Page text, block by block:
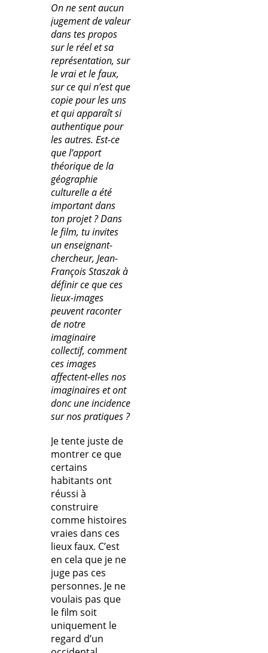
On ne sent aucun
jugement de valeur
dans tes propos
sur le réel et sa
représentation, sur
le vrai et le faux,
sur ce qui n’est que
copie pour les uns
et qui apparaît si
authentique pour
les autres. Est-ce
que l’apport
théorique de la
géographie
culturelle a été
important dans
ton projet ? Dans
le film, tu invites
un enseignant-
chercheur, Jean-
François Staszak à
définir ce que ces
lieux-images
peuvent raconter
de notre
imaginaire
collectif, comment
ces images
affectent-elles nos
imaginaires et ont
donc une incidence
sur nos pratiques ?
Je tente juste de
montrer ce que
certains
habitants ont
réussi à
construire
comme histoires
vraies dans ces
lieux faux. C’est
en cela que je ne
juge pas ces
personnes. Je ne
voulais pas que
le film soit
uniquement le
regard d’un